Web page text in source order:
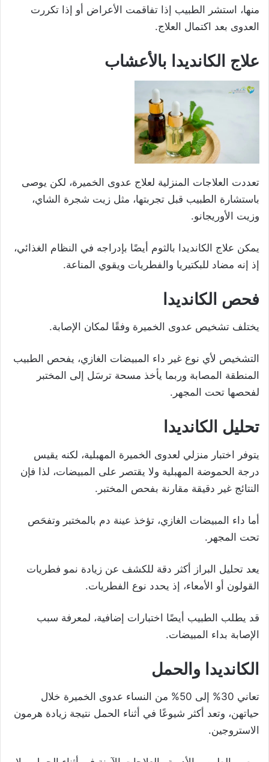
منها، استشر الطبيب إذا تفاقمت الأعراض أو إذا تكررت
العدوى بعد اكتمال العلاج.
علاج الكانديدا بالأعشاب
تعددت العلاجات المنزلية لعلاج عدوى الخميرة، لكن يوصى
باستشارة الطبيب قبل تجربتها، مثل زيت شجرة الشاي،
وزيت الأوريجانو.
يمكن علاج الكانديدا بالثوم أيضًا بإدراجه في النظام الغذائي،
إذ إنه مضاد للبكتيريا والفطريات ويقوي المناعة.
فحص الكانديدا
يختلف تشخيص عدوى الخميرة وفقًا لمكان الإصابة.
التشخيص لأي نوع غير داء المبيضات الغازي، يفحص الطبيب
المنطقة المصابة وربما يأخذ مسحة ترسَل إلى المختبر
لفحصها تحت المجهر.
تحليل الكانديدا
يتوفر اختبار منزلي لعدوى الخميرة المهبلية، لكنه يقيس
درجة الحموضة المهبلية ولا يقتصر على المبيضات، لذا فإن
النتائج غير دقيقة مقارنة بفحص المختبر.
أما داء المبيضات الغازي، تؤخذ عينة دم بالمختبر وتفحَص
تحت المجهر.
يعد تحليل البراز أكثر دقة للكشف عن زيادة نمو فطريات
القولون أو الأمعاء، إذ يحدد نوع الفطريات.
قد يطلب الطبيب أيضًا اختبارات إضافية، لمعرفة سبب
الإصابة بداء المبيضات.
الكانديدا والحمل
تعاني 30% إلى 50% من النساء عدوى الخميرة خلال
حياتهن، وتعد أكثر شيوعًا في أثناء الحمل نتيجة زيادة هرمون
الاستروجين.